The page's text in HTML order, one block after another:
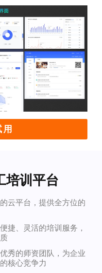
培训平台
云平台，提供全方位的
捷、灵活的培训服务，
秀的师资团队，为企业
核心竞争力